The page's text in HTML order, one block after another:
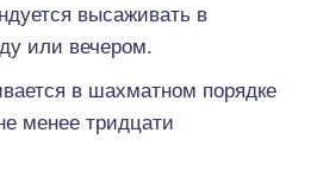
высаживать в
или вечером.
в шахматном порядке
менее тридцати